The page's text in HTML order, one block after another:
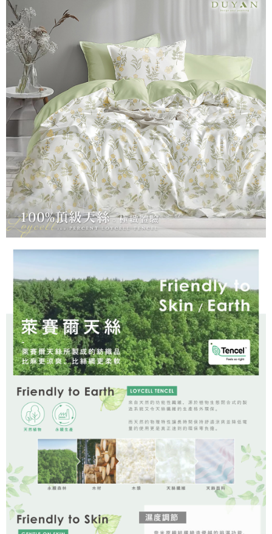
3.實際核准額度、可分期數及費用金額請依後續交易確認頁面所載為準。
4.訂單成立30分鐘內，如未前往確認交易或遇審核未通過，訂單將自動取
消。如遇「轉專審核」未通過狀況，表示未達大哥付你分期系統評分，恕無
法說明評估內容。
【繳款方式說明】
1.分期款項不併入電信帳單，「大哥付你分期」於每月結算日後寄送繳費提
醒簡訊。
2.透過簡訊連結打開帳單後，可選擇「超商條碼／台灣大直營門市／銀行轉
帳／街口支付／iPASS MONEY」等通路繳費。
【注意事項】
1.本服務係由「台灣大哥大股份有限公司」（以下簡稱本公司）所提供，讓
用戶於交易時，得透過本服務購買商品或服務，並由商店將買賣／分期付款
買賣價金債權讓與本公司後，依約使用本公司帳單繳交帳款。
2.基於同意付款使用「大哥付你分期」之契約關係目的，商店將以您的個人
資料（包含姓名、電話或地址）提供予台灣大哥大進項蒐集、處理及利用，
由本公司與您本人進行分期帳單所需資料之確認、核對及更正。
3.完整用戶服務條款，請詳閱以下連結：
https://oppay.tw/userRule
AFTEE先享後付是「在收到商品之後才付款」的支付方式。 讓您購物簡單
便利好安心！
１．簡單：不需註冊會員、不需綁卡、不需儲值。
２．便利：只要手機號碼，簡訊認證，即可結帳。
３．安心：先確認商品／服務後，再付款。
【「AFTEE先享後付」結帳流程】
１．於結帳方式選擇「AFTEE先享後付」後，將跳轉至「AFTEE先享後付」
結帳頁面，進行簡訊認證並確認金額後，即可完成結帳。
２．訂單成立數日內，您將收到繳費通知簡訊。
３．收到繳費通知簡訊後14天內，點擊此簡訊中的連結，可透過四大超商／
ATM／網路銀行／等多元方式進行付款，方視為交易完成。
※ 請注意：結帳手續完成當下不需立刻繳費，但若您需要取消訂單，請聯絡
購買商品的店家。未經商家同意取消之訂單仍視為有效，需透過AFTEE先享
後付繳納相關費用。
※ 交易是否成功請以「AFTEE先享後付 」之結帳頁面顯示為準，若有關於
是否繳費成功／繳費後需取消欲退款等相關疑問，請聯繫「AFTEE先享後付
客戶支援中心」 https://netprotections.freshdesk.com/support/home
【注意事項】
１．透過由恩沛科技股份有限公司提供之「AFTEE先享後付」服務完成之交
易，需依本服務之必要範圍內提供個人資料，並將交易相關給付款項請求債
權轉讓予恩沛科技股份有限公司。
３．未成年的使用者請事先徵得法定代理人或監護人之同意方可使用
「AFTEE先享後付」，若未經同意申辦者引起之損失，本公司不負相關責
任。
４．使用「AFTEE先享後付」時，將依據個別帳號之用戶狀況，依本公司即
時審查核予不同之上限額度；若仍有額度不足之情形，本公司將視審查結果
請求用戶進行身份認證。
５．嚴禁一人註冊多個帳號或使用他人資訊註冊。若發現惡意使用之情形，
恩沛科技股份有限公司將有權停止該用戶之使用額度並採取法律行動。
Hami Point
相關說明
「Hami Point」為中華電信所提供之點數服務，可於會員專區綁定中華電信
會員帳號後，即可在購物車使用 Hami Point 折抵消費金額 (1點等於1元)。
ATM付款
運送方式
全家取貨付款
每筆NT$60，滿NT$699(含以上)免運費
付款後全家取貨
每筆NT$60，滿NT$699(含以上)免運費
7-11取貨付款
每筆NT$60，滿NT$999(含以上)免運費
付款後7-11取貨
每筆NT$60，滿NT$999(含以上)免運費
新竹貨運